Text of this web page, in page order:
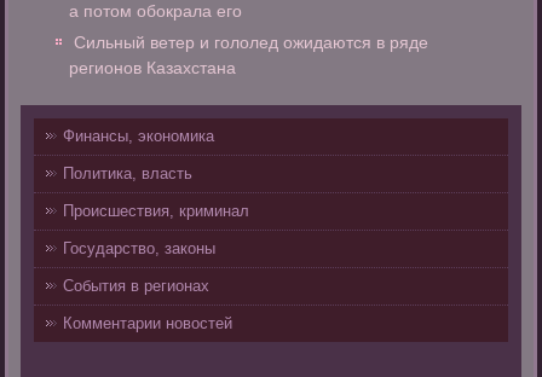
а потом обокрала его
Сильный ветер и гололед ожидаются в ряде
регионов Казахстана
Финансы, экономика
Политика, власть
Происшествия, криминал
Государство, законы
События в регионах
Комментарии новостей